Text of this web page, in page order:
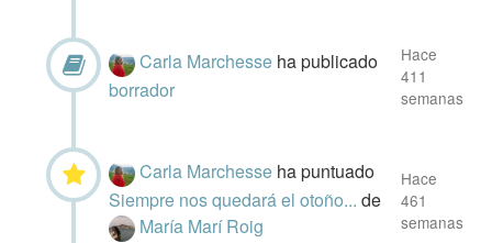
Carla Marchesse ha publicado
borrador
Hace
411
semanas
Carla Marchesse ha puntuado
Siempre nos quedará el otoño...de
María Marí Roig
Hace
461
semanas